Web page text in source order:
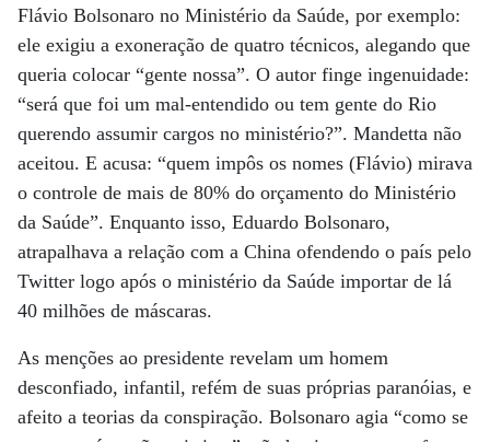
Flávio Bolsonaro no Ministério da Saúde, por exemplo:
ele exigiu a exoneração de quatro técnicos, alegando que
queria colocar “gente nossa”. O autor finge ingenuidade:
“será que foi um mal-entendido ou tem gente do Rio
querendo assumir cargos no ministério?”. Mandetta não
aceitou. E acusa: “quem impôs os nomes (Flávio) mirava
o controle de mais de 80% do orçamento do Ministério
da Saúde”. Enquanto isso, Eduardo Bolsonaro,
atrapalhava a relação com a China ofendendo o país pelo
Twitter logo após o ministério da Saúde importar de lá
40 milhões de máscaras.
As menções ao presidente revelam um homem
desconfiado, infantil, refém de suas próprias paranóias, e
afeito a teorias da conspiração. Bolsonaro agia “como se